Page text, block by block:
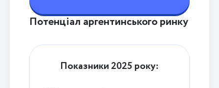
Потенціал аргентинського ринку
Показники 2025 року: